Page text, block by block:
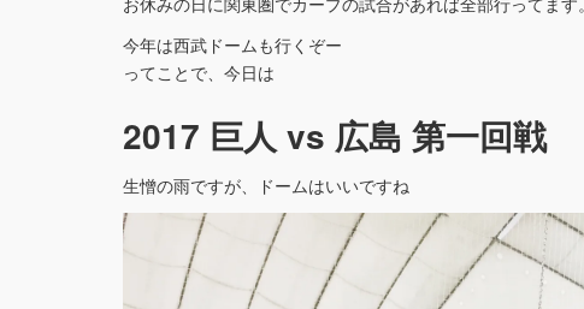
今年は西武ドームも行くぞー
ってことで、今日は
2017 巨人 vs 広島 第一回戦
生憎の雨ですが、ドームはいいですね